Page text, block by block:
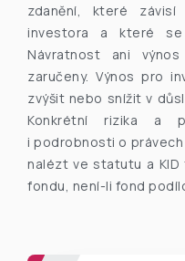
zdanění, které
investora a které se
Návratnost ani
zaručeny. Výnos pro
zvýšit nebo snížit v
Konkrétní rizika a
i podrobnosti o
nalézt ve statutu a KID
fondu, není-li fond